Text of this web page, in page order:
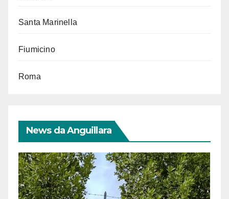
Santa Marinella
Fiumicino
Roma
News da Anguillara